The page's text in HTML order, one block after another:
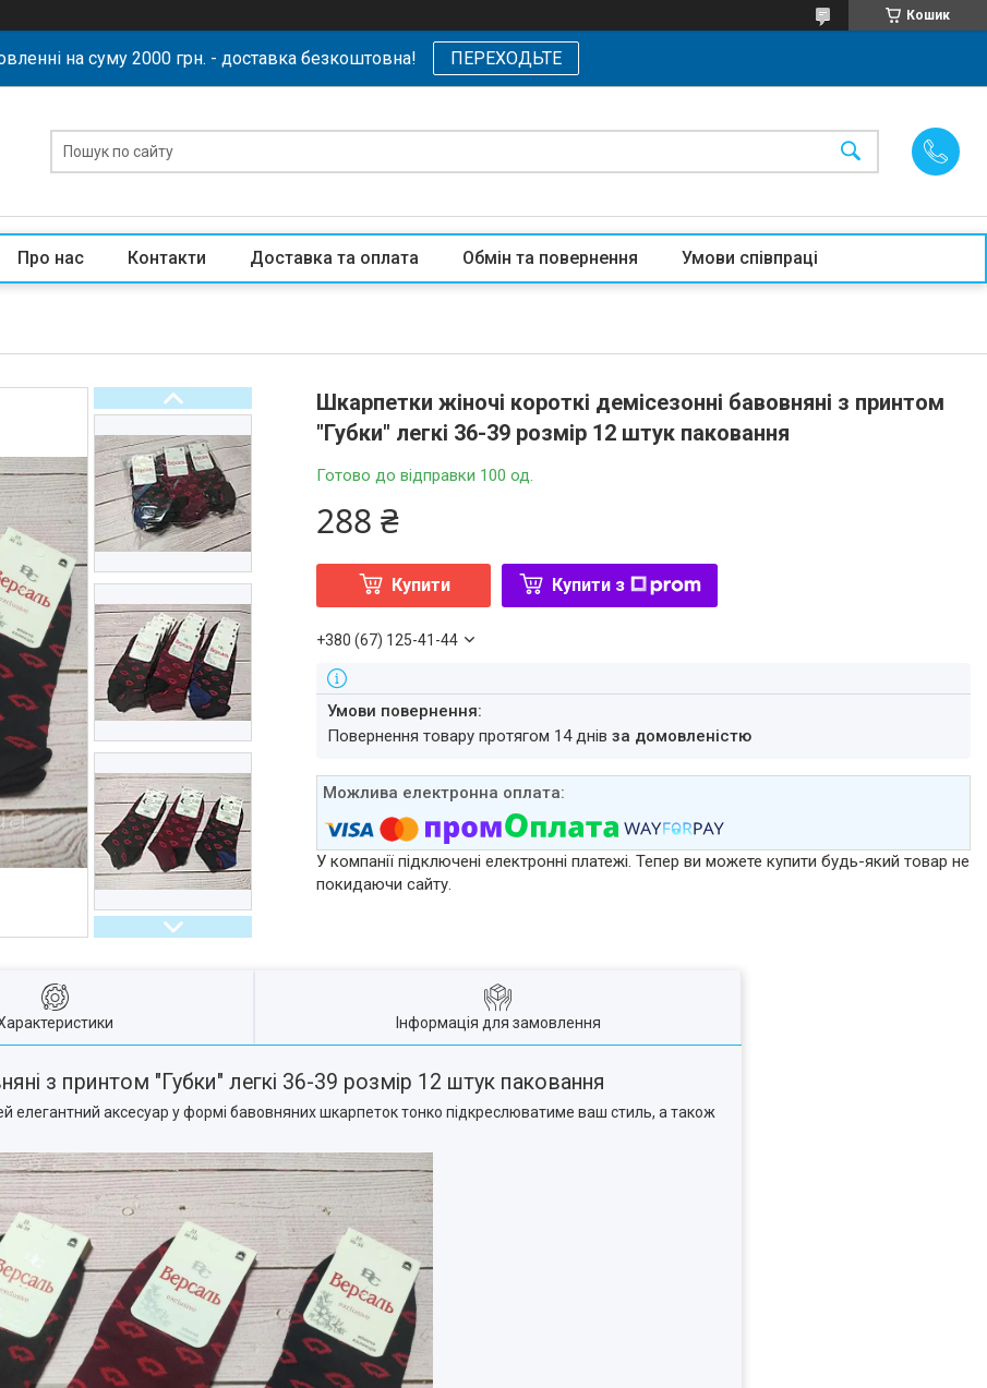
Кошик
на суму 2000 грн. - доставка безкоштовна! ПЕРЕХОДЬТЕ
Про нас Контакти Доставка та оплата Обмін та повернення Умови співпраці
Шкарпетки жіночі короткі демісезонні бавовняні з принтом
"Губки" легкі 36-39 розмір 12 штук паковання
Готово до відправки 100 од.
288 ₴
Купити Купити з
+380 (67) 125-41-44
повернення товару протягом 14 днівза домовленістю
У компанії підключені електронні платежі. Тепер ви можете купити будь-який товар не
покидаючи сайту.
Інформація для замовлення
з принтом "Губки" легкі 36-39 розмір 12 штук паковання
елегантний аксесуар у формі бавовняних шкарпеток тонко підкреслюватиме ваш стиль, а також